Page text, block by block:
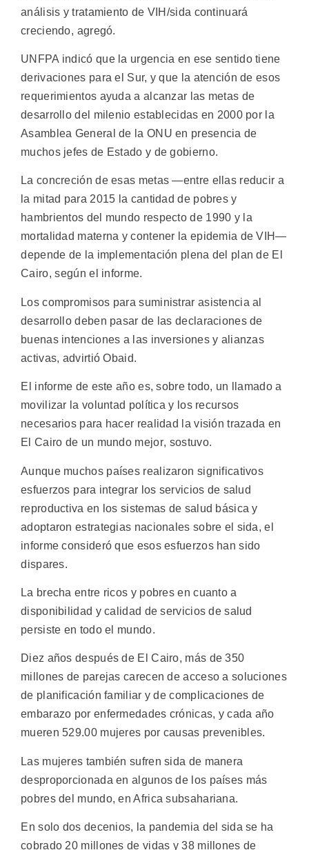
análisis y tratamiento de VIH/sida continuará
creciendo, agregó.
UNFPA indicó que la urgencia en ese sentido tiene
derivaciones para el Sur, y que la atención de esos
requerimientos ayuda a alcanzar las metas de
desarrollo del milenio establecidas en 2000 por la
Asamblea General de la ONU en presencia de
muchos jefes de Estado y de gobierno.
La concreción de esas metas —entre ellas reducir a
la mitad para 2015 la cantidad de pobres y
hambrientos del mundo respecto de 1990 y la
mortalidad materna y contener la epidemia de VIH—
depende de la implementación plena del plan de El
Cairo, según el informe.
Los compromisos para suministrar asistencia al
desarrollo deben pasar de las declaraciones de
buenas intenciones a las inversiones y alianzas
activas, advirtió Obaid.
El informe de este año es, sobre todo, un llamado a
movilizar la voluntad política y los recursos
necesarios para hacer realidad la visión trazada en
El Cairo de un mundo mejor, sostuvo.
Aunque muchos países realizaron significativos
esfuerzos para integrar los servicios de salud
reproductiva en los sistemas de salud básica y
adoptaron estrategias nacionales sobre el sida, el
informe consideró que esos esfuerzos han sido
dispares.
La brecha entre ricos y pobres en cuanto a
disponibilidad y calidad de servicios de salud
persiste en todo el mundo.
Diez años después de El Cairo, más de 350
millones de parejas carecen de acceso a soluciones
de planificación familiar y de complicaciones de
embarazo por enfermedades crónicas, y cada año
mueren 529.00 mujeres por causas prevenibles.
Las mujeres también sufren sida de manera
desproporcionada en algunos de los países más
pobres del mundo, en Africa subsahariana.
En solo dos decenios, la pandemia del sida se ha
cobrado 20 millones de vidas y 38 millones de